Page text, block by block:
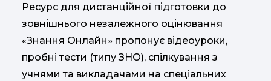
Ресурс для дистанційної підготовки до
зовнішнього незалежного оцінювання
«Знання Онлайн» пропонує відеоуроки,
пробні тести (типу ЗНО), спілкування з
учнями та викладачами на спеціальних